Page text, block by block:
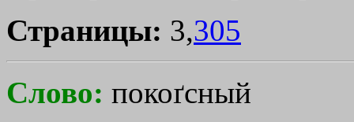
Страницы: 3,305
Слово: покоґсный